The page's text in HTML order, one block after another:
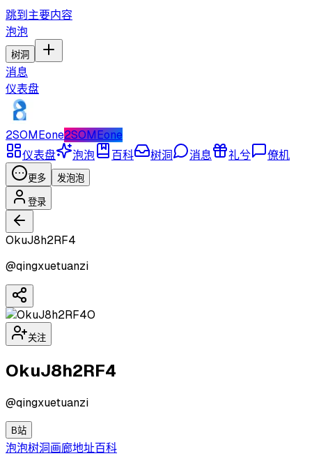
跳到主要内容
泡泡
树洞
消息
仪表盘
2SOMEone2SOMEone
仪表盘
泡泡 百科 树洞 消息 礼兮 僚机
更多 发泡泡
登录
OkuJ8h2RF4
@qingxuetuanzi
O
关注
OkuJ8h2RF4
@qingxuetuanzi
B站
泡泡树洞画廊地址百科